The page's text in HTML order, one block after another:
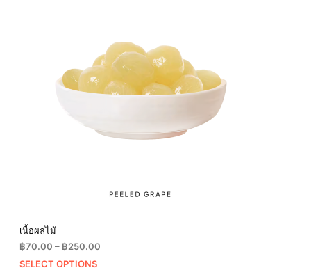
เนื้อผลไม้
฿70.00 – ฿250.00
SELECT OPTIONS